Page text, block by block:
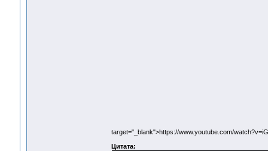
target="_blank">https://www.youtube.com/
Цитата: